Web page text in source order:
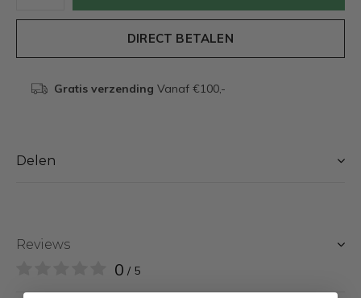
DIRECT BETALEN
Gratis verzending Vanaf €100,-
Delen
Reviews
0 / 5